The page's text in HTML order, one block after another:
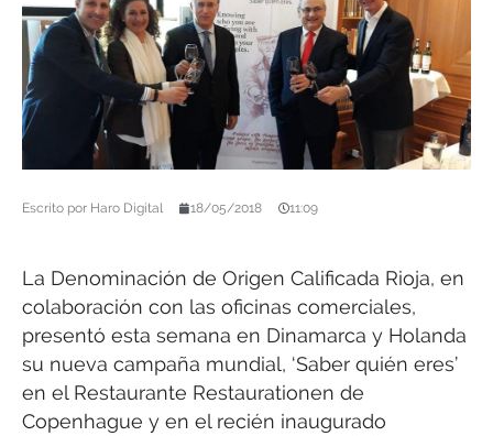
Escrito por Haro Digital 18/05/2018 11:09
La Denominación de Origen Calificada Rioja, en
colaboración con las oficinas comerciales,
presentó esta semana en Dinamarca y Holanda
su nueva campaña mundial, ‘Saber quién eres’
en el Restaurante Restaurationen de
Copenhague y en el recién inaugurado